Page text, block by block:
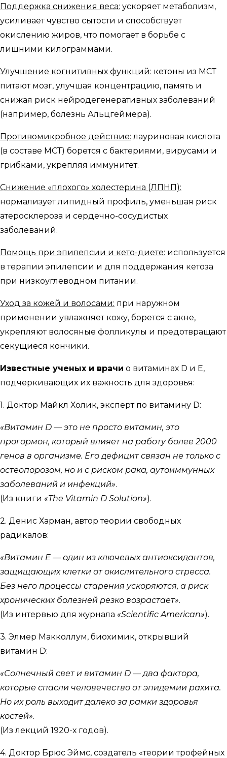
Поддержка снижения веса: ускоряет метаболизм,
усиливает чувство сытости и способствует
окислению жиров, что помогает в борьбе с
лишними килограммами.
Улучшение когнитивных функций: кетоны из МСТ
питают мозг, улучшая концентрацию, память и
снижая риск нейродегенеративных заболеваний
(например, болезнь Альцгеймера).
Противомикробное действие: лауриновая кислота
(в составе МСТ) борется с бактериями, вирусами и
грибками, укрепляя иммунитет.
Снижение «плохого» холестерина (ЛПНП):
нормализует липидный профиль, уменьшая риск
атеросклероза и сердечно-сосудистых
заболеваний.
Помощь при эпилепсии и кето-диете: используется
в терапии эпилепсии и для поддержания кетоза
при низкоуглеводном питании.
Уход за кожей и волосами: при наружном
применении увлажняет кожу, борется с акне,
укрепляют волосяные фолликулы и предотвращают
секущиеся кончики.
Известные ученых и врачи о витаминах D и E,
подчеркивающих их важность для здоровья:
1. Доктор Майкл Холик, эксперт по витамину D:
«Витамин D — это не просто витамин, это
прогормон, который влияет на работу более 2000
генов в организме. Его дефицит связан не только с
остеопорозом, но и с риском рака, аутоиммунных
заболеваний и инфекций».
(Из книги «The Vitamin D Solution»).
2. Денис Харман, автор теории свободных
радикалов:
«Витамин E — один из ключевых антиоксидантов,
защищающих клетки от окислительного стресса.
Без него процессы старения ускоряются, а риск
хронических болезней резко возрастает».
(Из интервью для журнала «Scientific American»).
3. Элмер Макколлум, биохимик, открывший
витамин D:
«Солнечный свет и витамин D — два фактора,
которые спасли человечество от эпидемии рахита.
Но их роль выходит далеко за рамки здоровья
костей».
(Из лекций 1920-х годов).
4. Доктор Брюс Эймс, создатель «теории трофейных